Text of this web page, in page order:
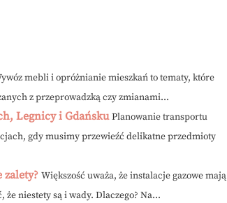
mebli i opróżnianie mieszkań to tematy, które
z przeprowadzką czy zmianami...
Legnicy i Gdańsku Planowanie transportu
gdy musimy przewieźć delikatne przedmioty
zalety? Większość uważa, że instalacje gazowe mają
niestety są i wady. Dlaczego? Na...